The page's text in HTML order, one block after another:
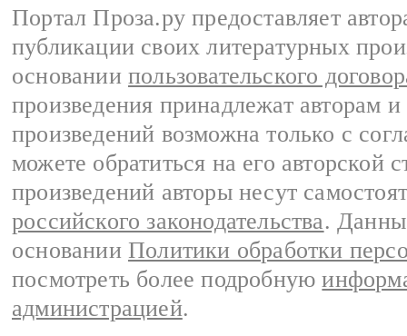
Портал Проза.ру предоставляет
публикации своих литературных
основании пользовательского
произведения принадлежат авторам
произведений возможна только с
можете обратиться на его авторской
произведений авторы несут
российского законодательства.
основании Политики обработки
посмотреть более подробную
администрацией.